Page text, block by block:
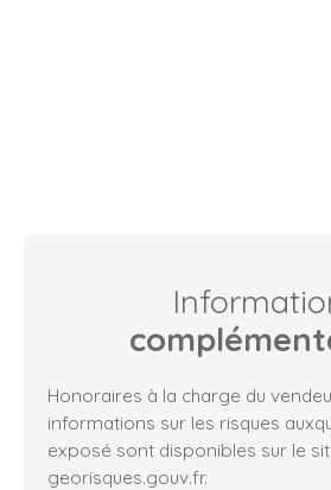
Honoraires à la charge du
informations sur les risques
exposé sont disponibles sur le
georisques.gouv.fr.